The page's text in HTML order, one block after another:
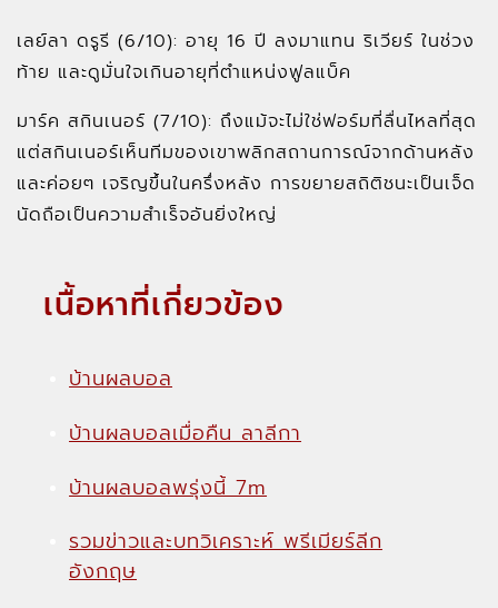
เลย์ลา ดรูรี (6/10): อายุ 16 ปี ลงมาแทน ริเวียร์ ในช่วง
ท้าย และดูมั่นใจเกินอายุที่ตำแหน่งฟูลแบ็ค
มาร์ค สกินเนอร์ (7/10): ถึงแม้จะไม่ใช่ฟอร์มที่ลื่นไหลที่สุด
แต่สกินเนอร์เห็นทีมของเขาพลิกสถานการณ์จากด้านหลัง
และค่อยๆ เจริญขึ้นในครึ่งหลัง การขยายสถิติชนะเป็นเจ็ด
นัดถือเป็นความสำเร็จอันยิ่งใหญ่
เนื้อหาที่เกี่ยวข้อง
บ้านผลบอล
บ้านผลบอลเมื่อคืน ลาลีกา
บ้านผลบอลพรุ่งนี้ 7m
รวมข่าวและบทวิเคราะห์ พรีเมียร์ลีก
อังกฤษ